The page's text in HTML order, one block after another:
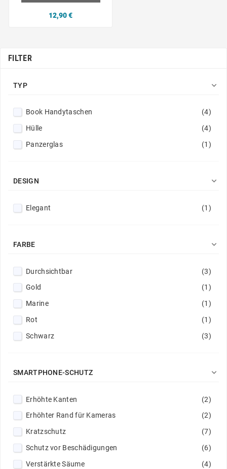
12,90 €
FILTER
TYP 
Book Handytaschen
(4)
Hülle
(4)
Panzerglas
(1)
DESIGN 
Elegant (1)
FARBE 
Durchsichtbar
(3)
Gold
(1)
Marine
(1)
Rot
(1)
Schwarz
(3)
SMARTPHONE-SCHUTZ 
Erhöhte Kanten
(2)
Erhöhter Rand für Kameras
(2)
Kratzschutz
(7)
Schutz vor Beschädigungen
(6)
Verstärkte Säume
(4)